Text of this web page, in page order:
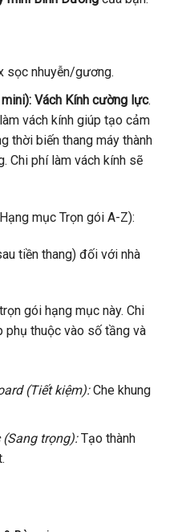
sọc nhuyễn/gương.
Vách Kính cường lực.
vách kính giúp tạo cảm
thời biến thang máy thành
Chi phí làm vách kính sẽ
mục Trọn gói A-Z):
tiền thang) đối với nhà
gói hạng mục này. Chi
phụ thuộc vào số tầng và
(Tiết kiệm):Che khung
trọng):Tạo thành